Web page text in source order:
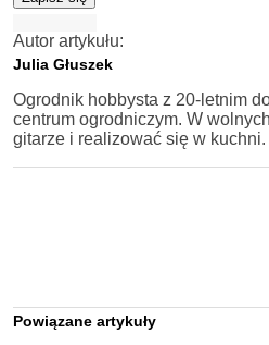
Autor artykułu:
Julia Głuszek
Ogrodnik hobbysta z 20-letnim
centrum ogrodniczym. W
gitarze i realizować się w kuchni.
Powiązane artykuły